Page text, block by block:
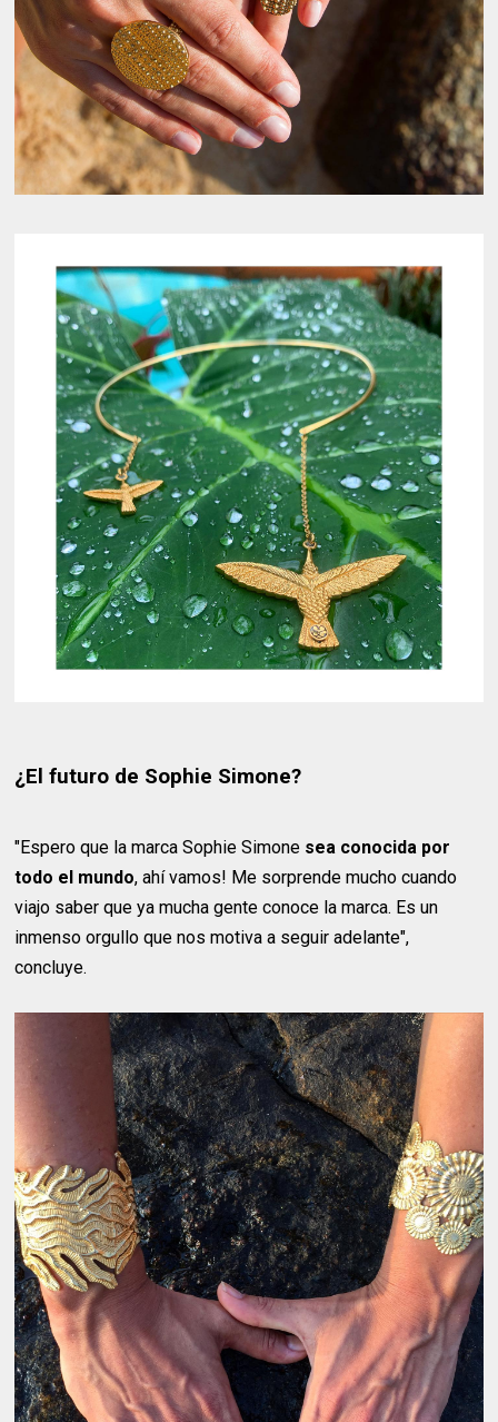
¿El futuro de Sophie Simone?
"Espero que la marca Sophie Simone sea conocida por
todo el mundo, ahí vamos! Me sorprende mucho cuando
viajo saber que ya mucha gente conoce la marca. Es un
inmenso orgullo que nos motiva a seguir adelante",
concluye.